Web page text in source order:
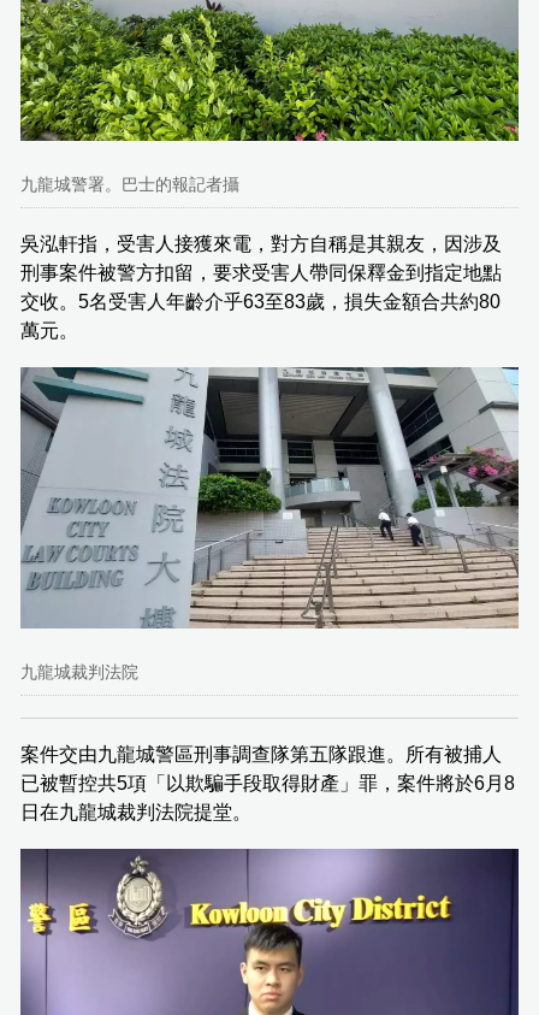
九龍城警署。巴士的報記者攝
吳泓軒指，受害人接獲來電，對方自稱是其親友，因涉及
刑事案件被警方扣留，要求受害人帶同保釋金到指定地點
交收。5名受害人年齡介乎63至83歲，損失金額合共約80
萬元。
九龍城裁判法院
案件交由九龍城警區刑事調查隊第五隊跟進。所有被捕人
已被暫控共5項「以欺騙手段取得財產」罪，案件將於6月8
日在九龍城裁判法院提堂。